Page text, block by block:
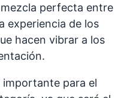
perfecta entre
experiencia de los
hacen vibrar a los
importante para el